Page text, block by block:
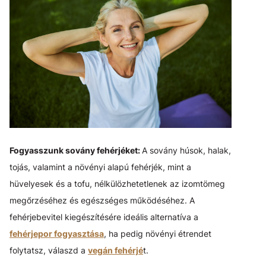
Fogyasszunk sovány fehérjéket: A sovány húsok, halak,
tojás, valamint a növényi alapú fehérjék, mint a
hüvelyesek és a tofu, nélkülözhetetlenek az izomtömeg
megőrzéséhez és egészséges működéséhez. A
fehérjebevitel kiegészítésére ideális alternatíva a
fehérjepor fogyasztása, ha pedig növényi étrendet
folytatsz, válaszd a vegán fehérjét.